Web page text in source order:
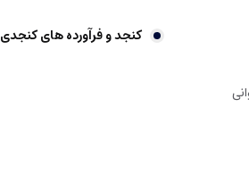
کنجد و فرآورده های کنجدی